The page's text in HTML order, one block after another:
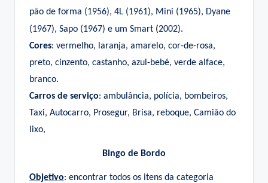
pão de forma (1956), 4L (1961), Mini (1965), Dyane
(1967), Sapo (1967) e um Smart (2002).
Cores: vermelho, laranja, amarelo, cor-de-rosa,
preto, cinzento, castanho, azul-bebé, verde alface,
branco.
Carros de serviço: ambulância, polícia, bombeiros,
Taxi, Autocarro, Prosegur, Brisa, reboque, Camião do
lixo,
Bingo de Bordo
Objetivo: encontrar todos os itens da categoria